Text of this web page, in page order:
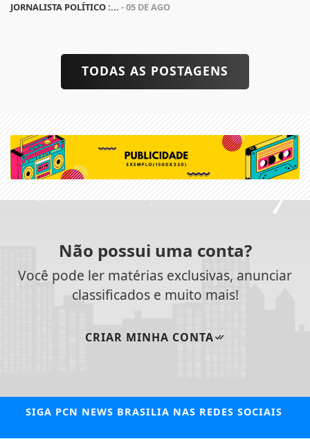
JORNALISTA POLÍTICO :... - 05 DE AGO
TODAS AS POSTAGENS
Não possui uma conta?
Você pode ler matérias exclusivas, anunciar
classificados e muito mais!
CRIAR MINHA CONTA
SIGA PCN NEWS BRASILIA NAS REDES SOCIAIS